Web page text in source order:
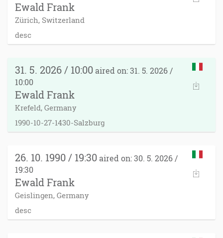
Ewald Frank
Zürich, Switzerland
desc
31. 5. 2026 / 10:00 aired on: 31. 5. 2026 /
10:00
Ewald Frank
Krefeld, Germany
1990-10-27-1430-Salzburg
26. 10. 1990 / 19:30 aired on: 30. 5. 2026 /
19:30
Ewald Frank
Geislingen, Germany
desc